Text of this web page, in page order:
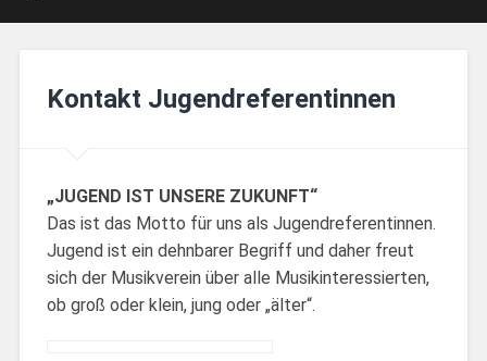
Kontakt Jugendreferentinnen
„JUGEND IST UNSERE ZUKUNFT“
Das ist das Motto für uns als Jugendreferentinnen.
Jugend ist ein dehnbarer Begriff und daher freut
sich der Musikverein über alle Musikinteressierten,
ob groß oder klein, jung oder „älter“.